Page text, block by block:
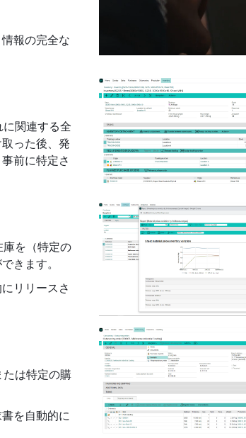
報の完全な
関連する全
った後、発
前に特定さ
を（特定の
きます。
リリースさ
は特定の購
を自動的に